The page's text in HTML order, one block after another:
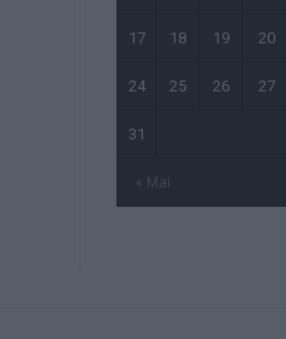
« Mai
17 18 19 20
24 25 26 27
31